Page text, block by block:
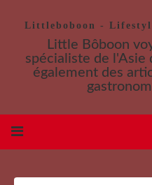
Littleboboon -
Little Bôboon
spécialiste de l'Asie
également des